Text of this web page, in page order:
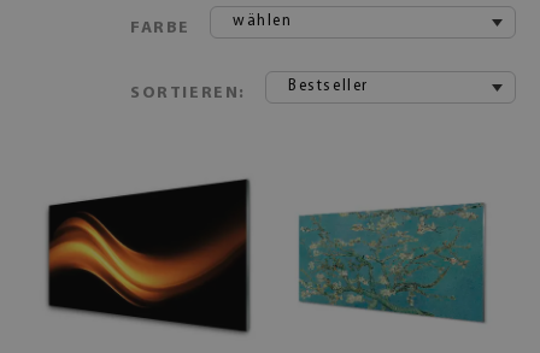
FARBE wählen
SORTIEREN: Bestseller